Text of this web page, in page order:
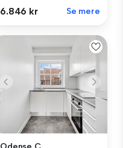
6.846 kr Se mere